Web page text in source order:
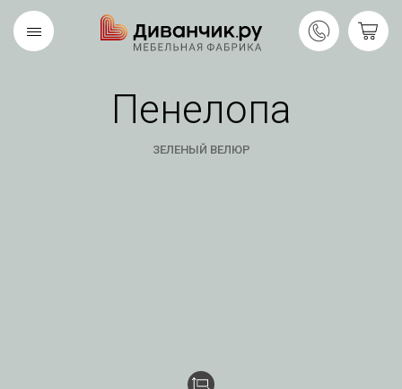
Пенелопа
ЗЕЛЕНЫЙ ВЕЛЮР
Скандинавская